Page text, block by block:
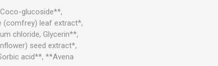
glucoside**,
(comfrey) leaf extract*,
chloride, Glycerin**,
seed extract*,
acid**, **Avena